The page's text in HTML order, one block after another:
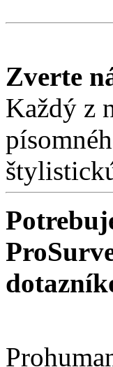
Zverte
Každý z